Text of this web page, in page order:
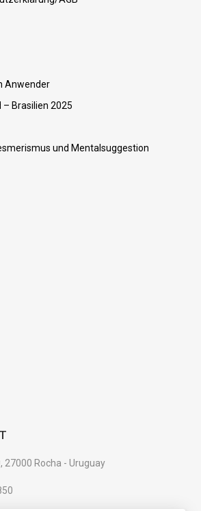
Anwender
– Brasilien 2025
und Mentalsuggestion
27000 Rocha - Uruguay